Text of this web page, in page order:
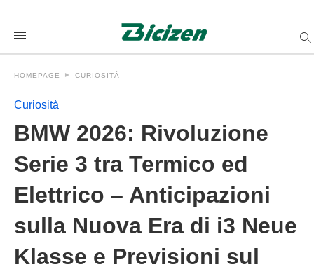
/2026/04/25/bmw-
rivoluzione-
termico-
elettrico-
anticipazioni-
nuova-
era-
neue-
sul-
futuro/amp/
HOMEPAGE CURIOSITÀ
Curiosità
BMW 2026: Rivoluzione
Serie 3 tra Termico ed
Elettrico – Anticipazioni
sulla Nuova Era di i3 Neue
Klasse e Previsioni sul